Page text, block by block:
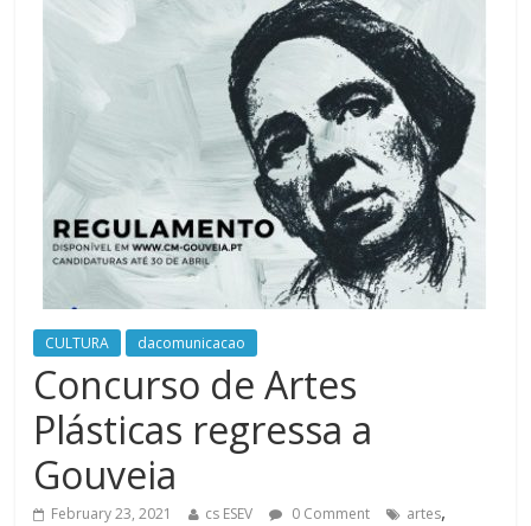
CULTURA dacomunicacao
Concurso de Artes
Plásticas regressa a
Gouveia
February 23, 2021 cs ESEV 0 Comment artes,